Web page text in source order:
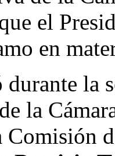
el
en
la
la
Comisión